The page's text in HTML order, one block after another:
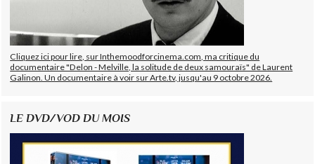
Cliquez ici pour lire, sur Inthemoodforcinema.com, ma critique du
documentaire "Delon - Melville, la solitude de deux samouraïs" de Laurent
Galinon. Un documentaire à voir sur Arte.tv, jusqu'au 9 octobre 2026.
LE DVD/VOD DU MOIS